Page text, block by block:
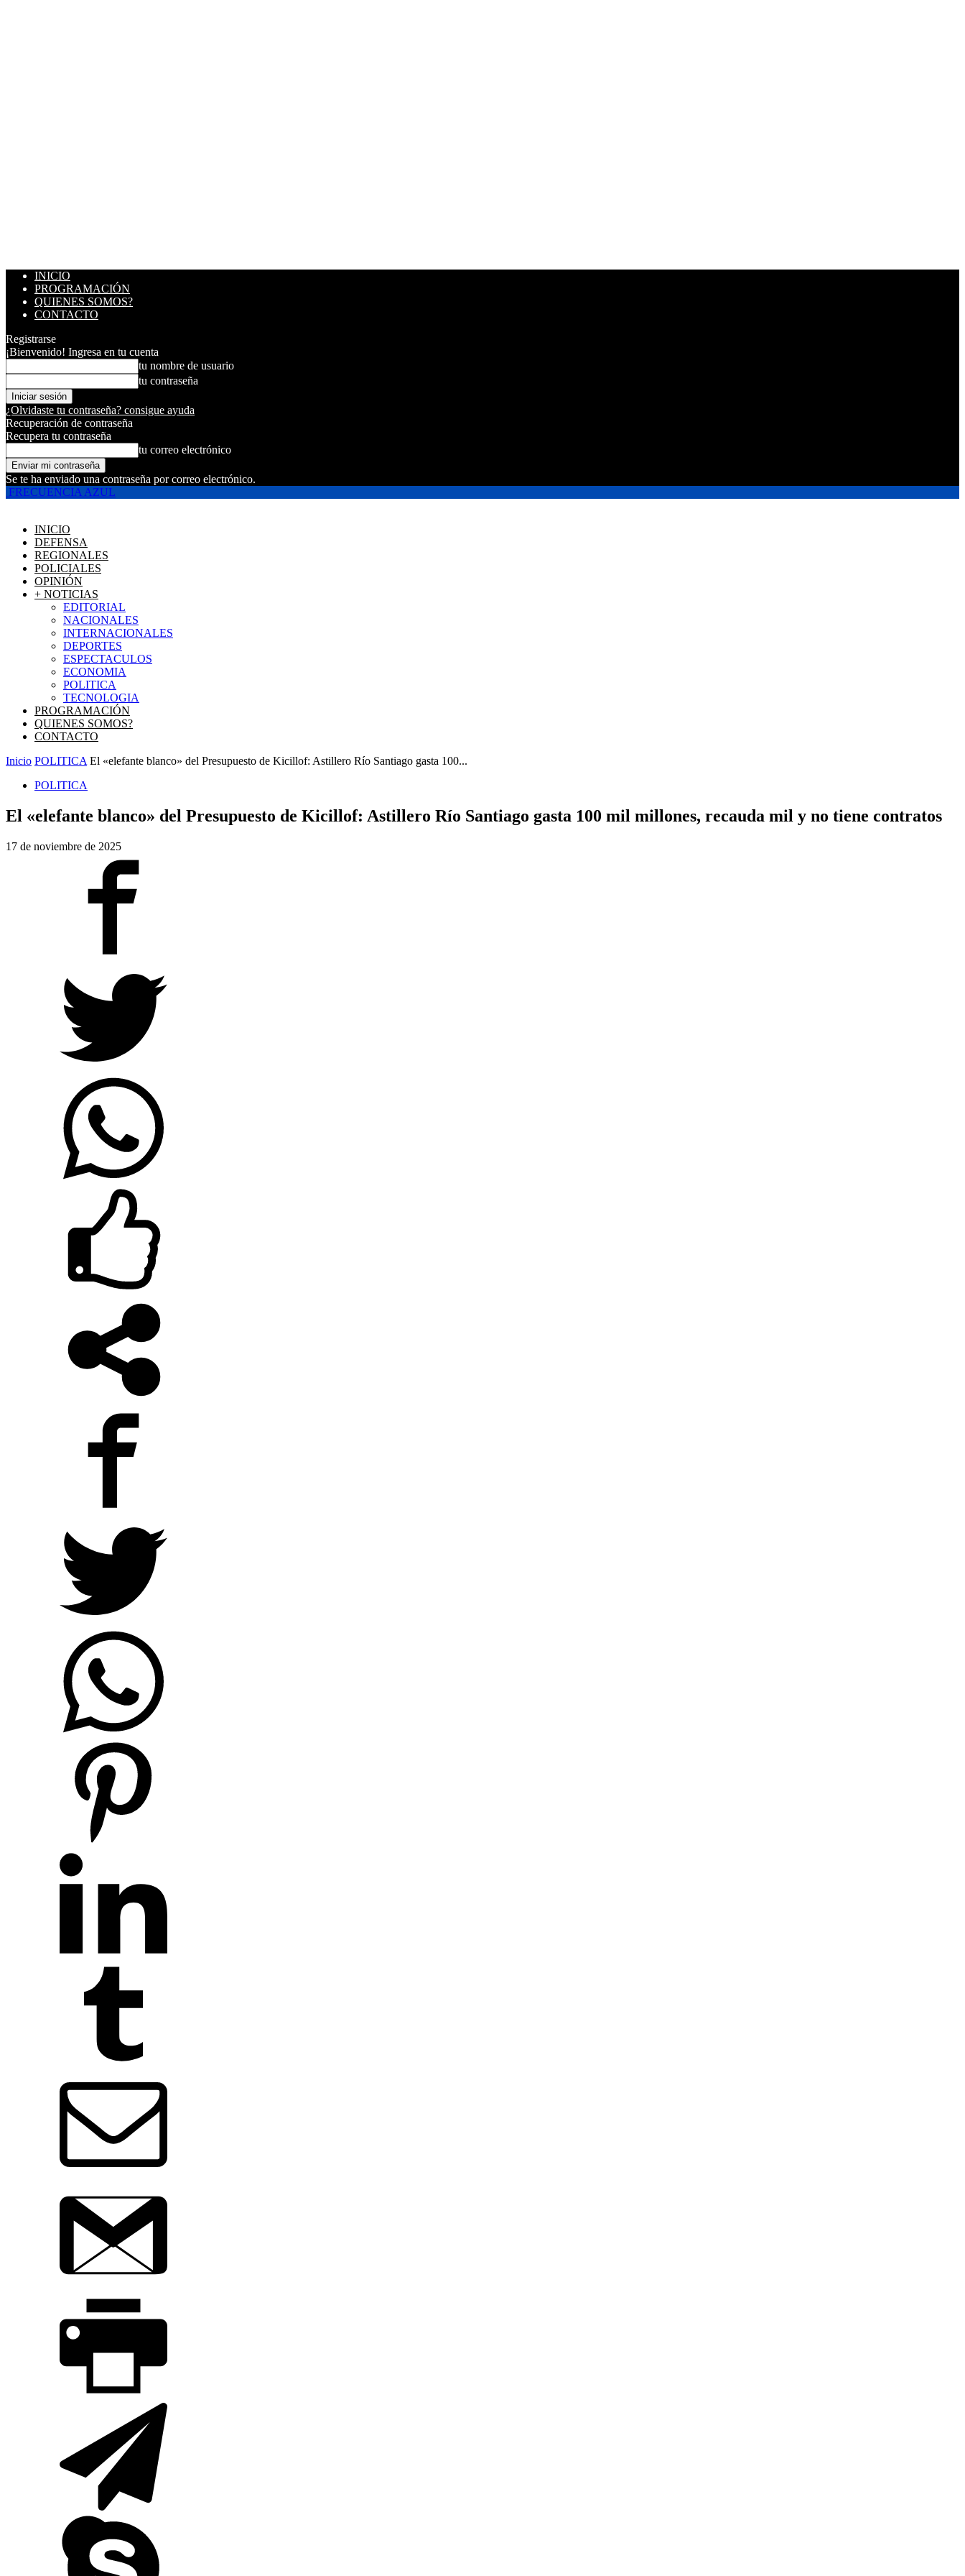
INICIO
PROGRAMACIÓN
QUIENES SOMOS?
CONTACTO
Registrarse
¡Bienvenido! Ingresa en tu cuenta
tu nombre de usuario
tu contraseña
¿Olvidaste tu contraseña? consigue ayuda
Recuperación de contraseña
Recupera tu contraseña
tu correo electrónico
Se te ha enviado una contraseña por correo electrónico.
FRECUENCIA AZUL
INICIO
DEFENSA
REGIONALES
POLICIALES
OPINIÓN
+ NOTICIAS
EDITORIAL
NACIONALES
INTERNACIONALES
DEPORTES
ESPECTACULOS
ECONOMIA
POLITICA
TECNOLOGIA
PROGRAMACIÓN
QUIENES SOMOS?
CONTACTO
Inicio POLITICA El «elefante blanco» del Presupuesto de Kicillof: Astillero Río Santiago gasta 100...
POLITICA
El «elefante blanco» del Presupuesto de Kicillof: Astillero Río Santiago gasta 100 mil millones, recauda mil y no tiene contratos
17 de noviembre de 2025